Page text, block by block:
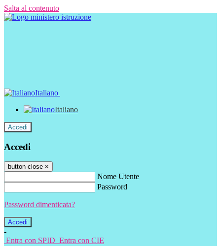
Salta al contenuto
Italiano
Italiano
Accedi
Accedi
button close ×
Nome Utente
Password
Password dimenticata?
-
Entra con SPID Entra con CIE